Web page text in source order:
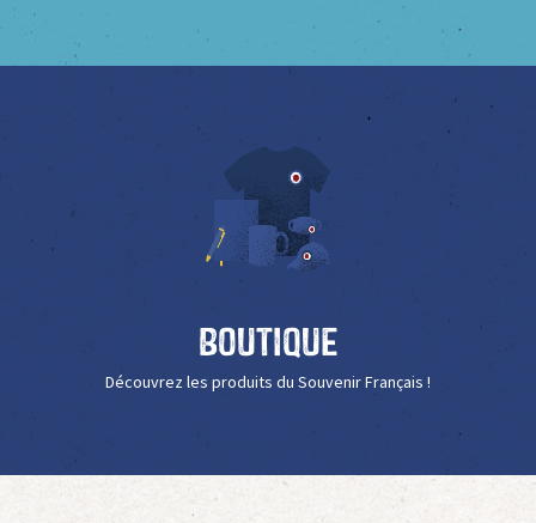
Boutique
Découvrez les produits du Souvenir Français !